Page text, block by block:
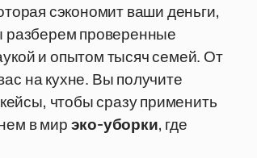
сэкономит ваши деньги,
разберем проверенные
и опытом тысяч семей. От
на кухне. Вы получите
чтобы сразу применить
в мирэко-уборки, где